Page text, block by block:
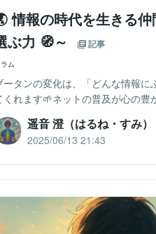
情報の時代を生きる仲
ぶ力 🧭～
記事
ム
ータンの変化は、「どんな情報に
くれます🌱ネットの普及が心の
遥音 澄（はるね・すみ）
2025/06/13 21:43